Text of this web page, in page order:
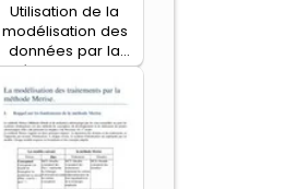
Utilisation de la
modélisation des
données par la
méthode Merise
dans les entreprises